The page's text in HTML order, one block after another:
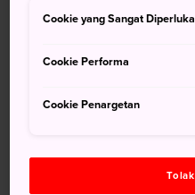
pantai barat semenanjung,
Keiyo Line dari Stasiun
Bus: Terdapat bus antar
Cookie yang Sangat
Cookie Performa
Cookie Penargetan